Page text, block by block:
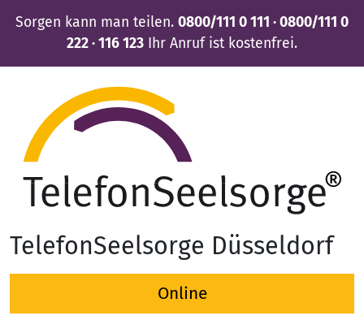
Sorgen kann man teilen. 0800/111 0 111 · 0800/111 0
222 · 116 123 Ihr Anruf ist kostenfrei.
TelefonSeelsorge Düsseldorf
Online